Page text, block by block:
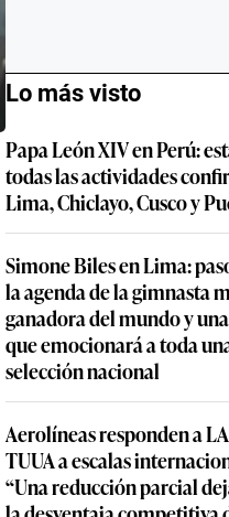
Lo más visto
Papa León XIV en Perú:
todas las actividades
Lima, Chiclayo, Cusco y
Simone Biles en Lima:
la agenda de la gimnasta
ganadora del mundo y
que emocionará a toda
selección nacional
Aerolíneas responden a
TUUA a escalas
“Una reducción parcial